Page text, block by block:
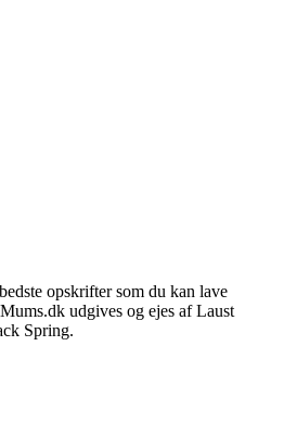
opskrifter som du kan lave
udgives og ejes af Laust
Spring.